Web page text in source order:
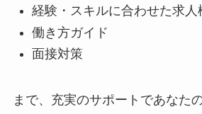
経験・スキルに合わせた求人
働き方ガイド
面接対策
まで、充実のサポートであなた